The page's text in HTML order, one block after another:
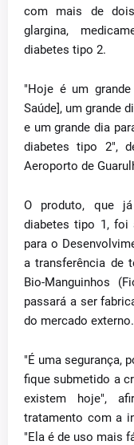
com mais de
glargina,
diabetes tipo 2.
"Hoje é um
Saúde], um grande
e um grande dia
diabetes tipo 2",
Aeroporto de
O produto, que
diabetes tipo 1, foi
para o
a transferência de
Bio-Manguinhos
passará a ser
do mercado externo.
"É uma segurança,
fique submetido a
existem hoje",
tratamento com a
"Ela é de uso mais